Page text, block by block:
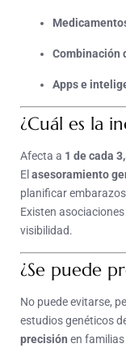
Combinación
Apps e
¿Cuál es la
Afecta a 1 de cada
El asesoramiento
planificar
Existen
visibilidad.
¿Se puede
No puede evitarse,
estudios genéticos
precisión en